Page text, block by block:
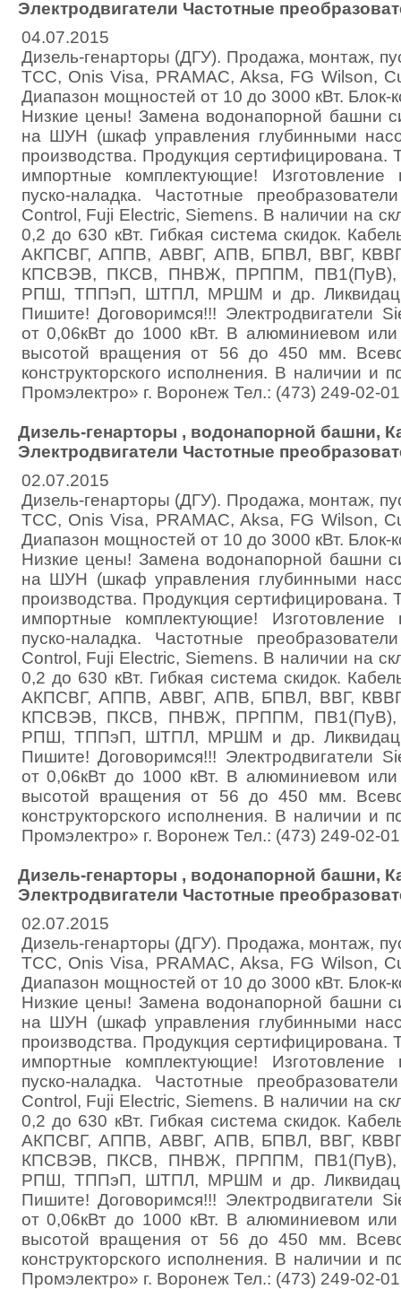
Электродвигатели Частотные
04.07.2015
Дизель-генарторы (ДГУ). Продажа, монтаж,
ТСС, Onis Visa, PRAMAC, Aksa, FG Wilson,
Диапазон мощностей от 10 до 3000 кВт.
Низкие цены! Замена водонапорной башни
на ШУН (шкаф управления глубинными
производства. Продукция сертифицирована.
импортные комплектующие!
пуско-наладка. Частотные
Control, Fuji Electric, Siemens. В наличии на
0,2 до 630 кВт. Гибкая система скидок.
АКПСВГ, АППВ, АВВГ, АПВ, БПВЛ, ВВГ,
КПСВЭВ, ПКСВ, ПНВЖ, ПРППМ, ПВ1(ПуВ),
РПШ, ТППэП, ШТПЛ, МРШМ и др.
Пишите! Договоримся!!! Электродвигатели
от 0,06кВт до 1000 кВт. В алюминиевом или
высотой вращения от 56 до 450 мм.
конструкторского исполнения. В наличии
Промэлектро» г. Воронеж Тел.: (473) 249-02-
Дизель-генарторы , водонапорной башни,
Электродвигатели Частотные
02.07.2015
Дизель-генарторы (ДГУ). Продажа, монтаж,
ТСС, Onis Visa, PRAMAC, Aksa, FG Wilson,
Диапазон мощностей от 10 до 3000 кВт.
Низкие цены! Замена водонапорной башни
на ШУН (шкаф управления глубинными
производства. Продукция сертифицирована.
импортные комплектующие!
пуско-наладка. Частотные
Control, Fuji Electric, Siemens. В наличии на
0,2 до 630 кВт. Гибкая система скидок.
АКПСВГ, АППВ, АВВГ, АПВ, БПВЛ, ВВГ,
КПСВЭВ, ПКСВ, ПНВЖ, ПРППМ, ПВ1(ПуВ),
РПШ, ТППэП, ШТПЛ, МРШМ и др.
Пишите! Договоримся!!! Электродвигатели
от 0,06кВт до 1000 кВт. В алюминиевом или
высотой вращения от 56 до 450 мм.
конструкторского исполнения. В наличии
Промэлектро» г. Воронеж Тел.: (473) 249-02-
Дизель-генарторы , водонапорной башни,
Электродвигатели Частотные
02.07.2015
Дизель-генарторы (ДГУ). Продажа, монтаж,
ТСС, Onis Visa, PRAMAC, Aksa, FG Wilson,
Диапазон мощностей от 10 до 3000 кВт.
Низкие цены! Замена водонапорной башни
на ШУН (шкаф управления глубинными
производства. Продукция сертифицирована.
импортные комплектующие!
пуско-наладка. Частотные
Control, Fuji Electric, Siemens. В наличии на
0,2 до 630 кВт. Гибкая система скидок.
АКПСВГ, АППВ, АВВГ, АПВ, БПВЛ, ВВГ,
КПСВЭВ, ПКСВ, ПНВЖ, ПРППМ, ПВ1(ПуВ),
РПШ, ТППэП, ШТПЛ, МРШМ и др.
Пишите! Договоримся!!! Электродвигатели
от 0,06кВт до 1000 кВт. В алюминиевом или
высотой вращения от 56 до 450 мм.
конструкторского исполнения. В наличии
Промэлектро» г. Воронеж Тел.: (473) 249-02-